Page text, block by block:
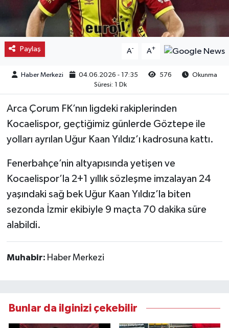
Paylaş A- A+
Haber Merkezi 04.06.2026 - 17:35 576
Okunma
Süresi: 1 Dk
Arca Çorum FK’nın ligdeki rakiplerinden
Kocaelispor, geçtiğimiz günlerde Göztepe ile
yolları ayrılan Uğur Kaan Yıldız’ı kadrosuna kattı.
Fenerbahçe’nin altyapısında yetişen ve
Kocaelispor’la 2+1 yıllık sözleşme imzalayan 24
yaşındaki sağ bek Uğur Kaan Yıldız’la biten
sezonda İzmir ekibiyle 9 maçta 70 dakika süre
alabildi.
Muhabir: Haber Merkezi
Bunlar da ilginizi çekebilir
Kargı
Laçin
Mecitözü
Oğuzlar
Ortaköy
Sungurlu
Uğurludağ
Sağlık